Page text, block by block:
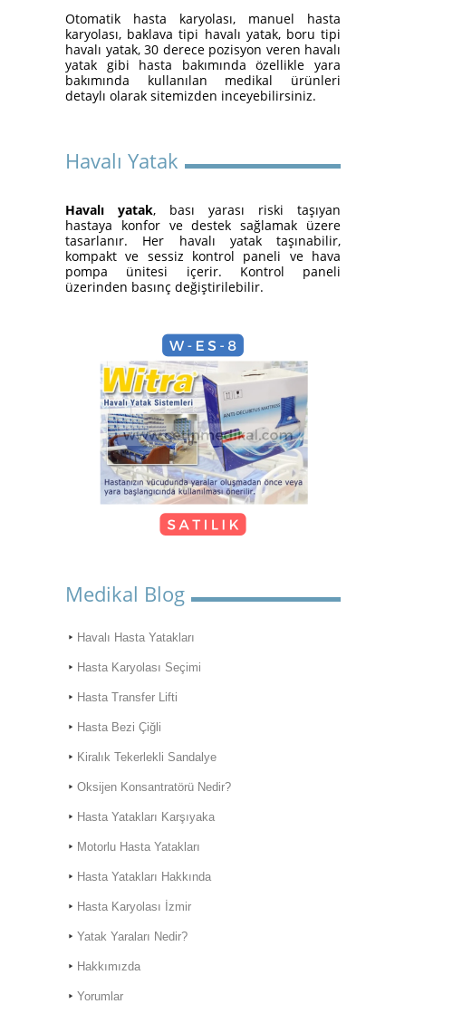
İzmir Konak Hasta Yatağı
Kurulumları Devam Ediyor
Hasta Karyolası ve Havalı
Yatak Nasıl Kurulur?
Hasta Karyolası Güzelbahçe
SANDALYE
Kiralık Hasta Karyolası
Kiralık Hasta Karyolası
Hasta Karyolası Kiralama
Otomatik hasta karyolası, manuel hasta
karyolası, baklava tipi havalı yatak, boru tipi
havalı yatak, 30 derece pozisyon veren havalı
yatak gibi hasta bakımında özellikle yara
bakımında kullanılan medikal ürünleri
detaylı olarak sitemizden inceyebilirsiniz.
Havalı Yatak
Havalı yatak, bası yarası riski taşıyan
hastaya konfor ve destek sağlamak üzere
tasarlanır. Her havalı yatak taşınabilir,
kompakt ve sessiz kontrol paneli ve hava
pompa ünitesi içerir. Kontrol paneli
üzerinden basınç değiştirilebilir.
Medikal Blog
Havalı Hasta Yatakları
Hasta Karyolası Seçimi
Hasta Transfer Lifti
Hasta Bezi Çiğli
Kiralık Tekerlekli Sandalye
Oksijen Konsantratörü Nedir?
Hasta Yatakları Karşıyaka
Motorlu Hasta Yatakları
Hasta Yatakları Hakkında
Hasta Karyolası İzmir
Yatak Yaraları Nedir?
Hakkımızda
Yorumlar